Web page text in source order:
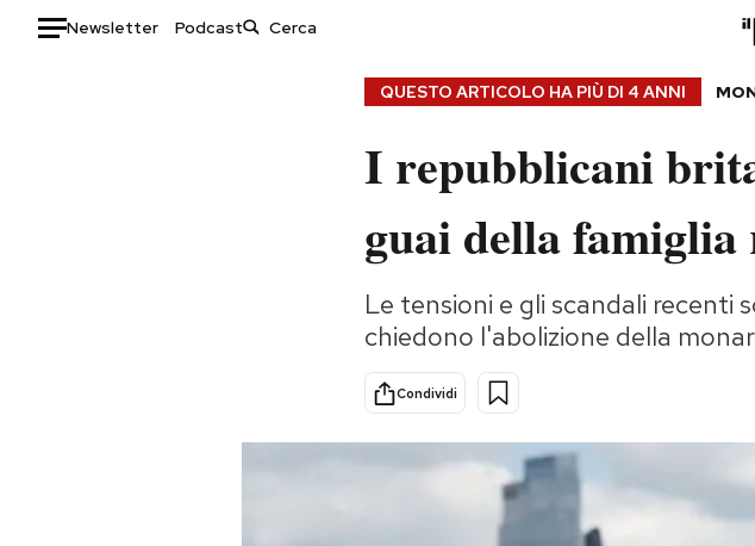
Newsletter Podcast
Consumismi
Storie/Idee
Ok Boomer!
Altrecose
Mondiali calcio 2026
QUESTO ARTICOLO HA PIÙ DI 4 ANNI
I repubblicani
guai della famiglia
Le tensioni e gli scandali
chiedono l'abolizione della
Condividi